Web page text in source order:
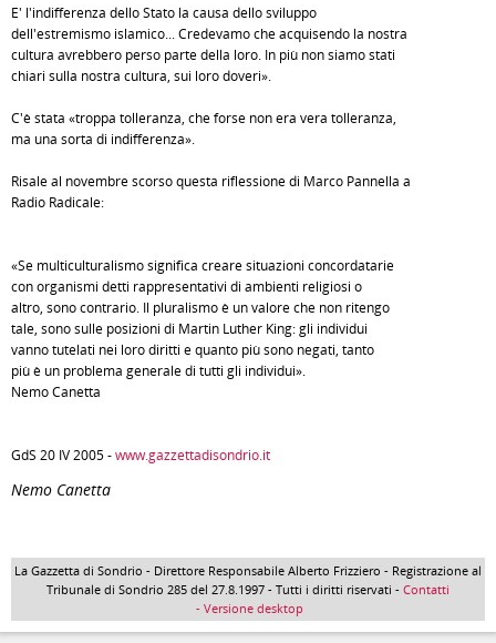
E' l'indifferenza dello Stato la causa dello sviluppo
dell'estremismo islamico... Credevamo che acquisendo la nostra
cultura avrebbero perso parte della loro. In più non siamo stati
chiari sulla nostra cultura, sui loro doveri».
C'è stata «troppa tolleranza, che forse non era vera tolleranza,
ma una sorta di indifferenza».
Risale al novembre scorso questa riflessione di Marco Pannella a
Radio Radicale:
«Se multiculturalismo significa creare situazioni concordatarie
con organismi detti rappresentativi di ambienti religiosi o
altro, sono contrario. Il pluralismo è un valore che non ritengo
tale, sono sulle posizioni di Martin Luther King: gli individui
vanno tutelati nei loro diritti e quanto più sono negati, tanto
più è un problema generale di tutti gli individui».
Nemo Canetta
GdS 20 IV 2005 -www.gazzettadisondrio.it
Nemo Canetta
La Gazzetta di Sondrio - Direttore Responsabile Alberto Frizziero - Registrazione al
Tribunale di Sondrio 285 del 27.8.1997 - Tutti i diritti riservati - Contatti
- Versione desktop